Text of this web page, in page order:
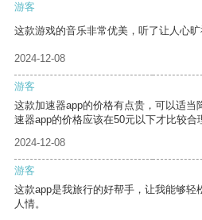
游客
这款游戏的音乐非常优美，听了让人心旷
2024-12-08
游客
这款加速器app的价格有点贵，可以适当
速器app的价格应该在50元以下才比较合
2024-12-08
游客
这款app是我旅行的好帮手，让我能够轻
人情。